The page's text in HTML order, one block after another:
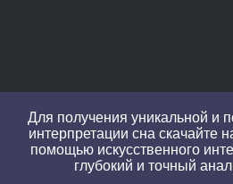
Для получения уникальной и
интерпретации сна
помощью искусственного
глубокий и точный